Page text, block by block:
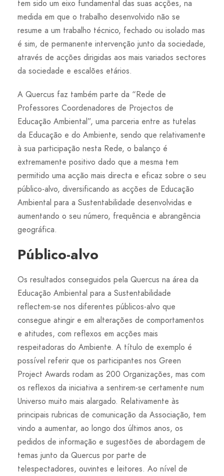
tem sido um eixo fundamental das suas acções, na
medida em que o trabalho desenvolvido não se
resume a um trabalho técnico, fechado ou isolado mas
é sim, de permanente intervenção junto da sociedade,
através de acções dirigidas aos mais variados sectores
da sociedade e escalões etários.
A Quercus faz também parte da “Rede de
Professores Coordenadores de Projectos de
Educação Ambiental”, uma parceria entre as tutelas
da Educação e do Ambiente, sendo que relativamente
à sua participação nesta Rede, o balanço é
extremamente positivo dado que a mesma tem
permitido uma acção mais directa e eficaz sobre o seu
público-alvo, diversificando as acções de Educação
Ambiental para a Sustentabilidade desenvolvidas e
aumentando o seu número, frequência e abrangência
geográfica.
Público-alvo
Os resultados conseguidos pela Quercus na área da
Educação Ambiental para a Sustentabilidade
reflectem-se nos diferentes públicos-alvo que
consegue atingir e em alterações de comportamentos
e atitudes, com reflexos em acções mais
respeitadoras do Ambiente. A título de exemplo é
possível referir que os participantes nos Green
Project Awards rodam as 200 Organizações, mas com
os reflexos da iniciativa a sentirem-se certamente num
Universo muito mais alargado. Relativamente às
principais rubricas de comunicação da Associação, tem
vindo a aumentar, ao longo dos últimos anos, os
pedidos de informação e sugestões de abordagem de
temas junto da Quercus por parte de
telespectadores, ouvintes e leitores. Ao nível de